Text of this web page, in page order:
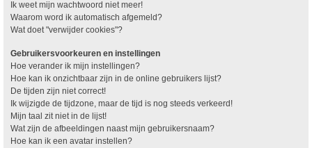
Ik weet mijn wachtwoord niet meer!
Waarom word ik automatisch afgemeld?
Wat doet "verwijder cookies"?
Gebruikersvoorkeuren en instellingen
Hoe verander ik mijn instellingen?
Hoe kan ik onzichtbaar zijn in de online gebruikers lijst?
De tijden zijn niet correct!
Ik wijzigde de tijdzone, maar de tijd is nog steeds verkeerd!
Mijn taal zit niet in de lijst!
Wat zijn de afbeeldingen naast mijn gebruikersnaam?
Hoe kan ik een avatar instellen?